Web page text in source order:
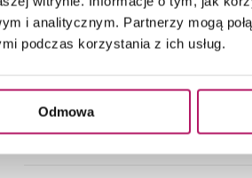
i analitycznym. Partnerzy mogą
podczas korzystania z ich usług.
Odmowa